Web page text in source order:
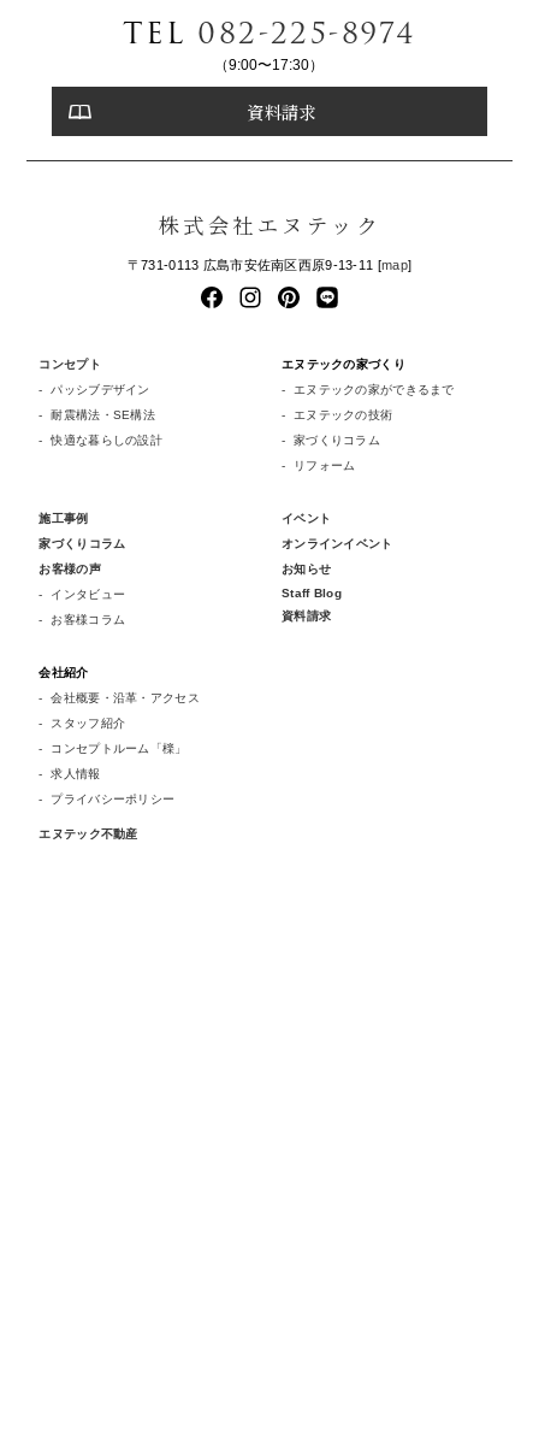
TEL 082-225-8974
（9:00〜17:30）
資料請求
株式会社エヌテック
〒731-0113 広島市安佐南区西原9-13-11 [map]
コンセプト
パッシブデザイン
耐震構法・SE構法
快適な暮らしの設計
エヌテックの家づくり
エヌテックの家ができるまで
エヌテックの技術
家づくりコラム
リフォーム
施工事例
家づくりコラム
お客様の声
インタビュー
お客様コラム
イベント
オンラインイベント
お知らせ
Staff Blog
資料請求
会社紹介
会社概要・沿革・アクセス
スタッフ紹介
コンセプトルーム「檪」
求人情報
プライバシーポリシー
エヌテック不動産